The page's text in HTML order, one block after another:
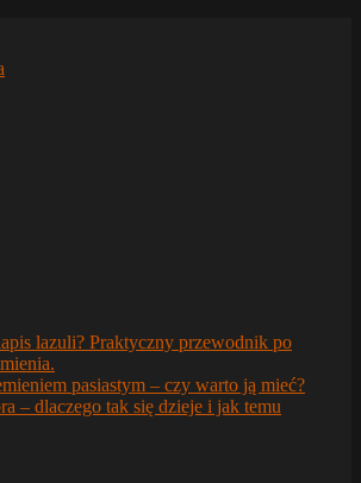
lazuli? Praktyczny przewodnik po
pasiastym – czy warto ją mieć?
– dlaczego tak się dzieje i jak temu